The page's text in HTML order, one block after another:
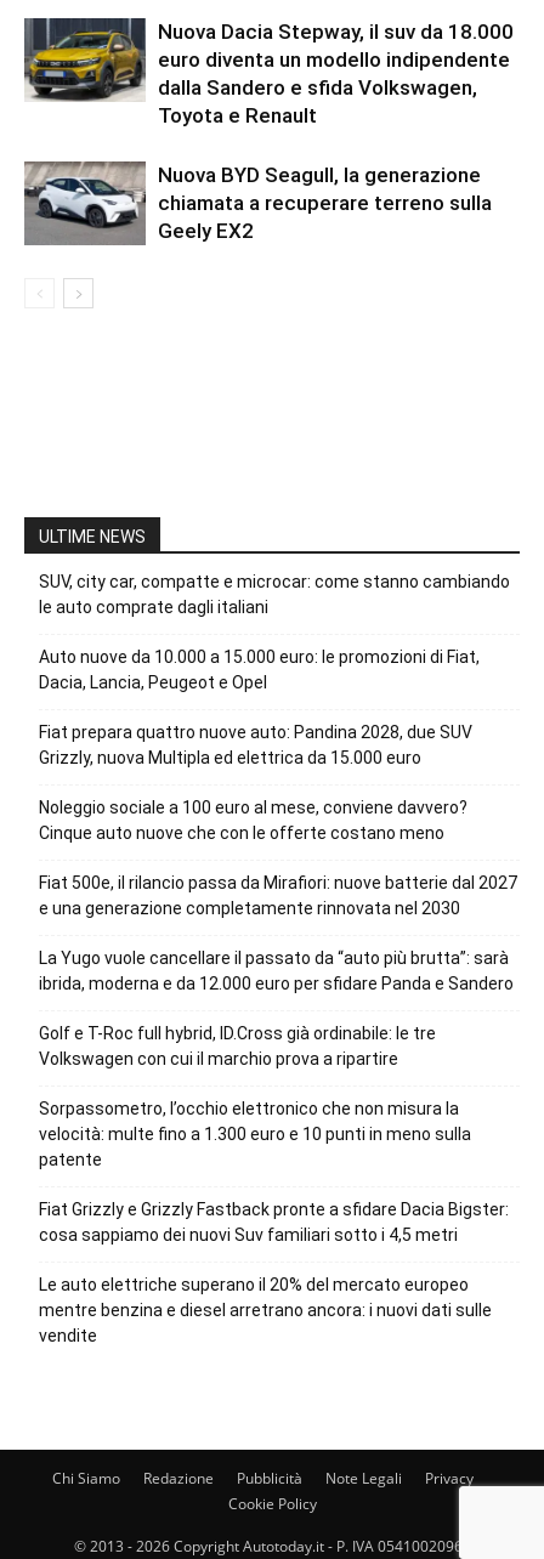
Nuova Dacia Stepway, il suv da 18.000
euro diventa un modello indipendente
dalla Sandero e sfida Volkswagen,
Toyota e Renault
Nuova BYD Seagull, la generazione
chiamata a recuperare terreno sulla
Geely EX2
ULTIME NEWS
SUV, city car, compatte e microcar: come stanno cambiando
le auto comprate dagli italiani
Auto nuove da 10.000 a 15.000 euro: le promozioni di Fiat,
Dacia, Lancia, Peugeot e Opel
Fiat prepara quattro nuove auto: Pandina 2028, due SUV
Grizzly, nuova Multipla ed elettrica da 15.000 euro
Noleggio sociale a 100 euro al mese, conviene davvero?
Cinque auto nuove che con le offerte costano meno
Fiat 500e, il rilancio passa da Mirafiori: nuove batterie dal 2027
e una generazione completamente rinnovata nel 2030
La Yugo vuole cancellare il passato da “auto più brutta”: sarà
ibrida, moderna e da 12.000 euro per sfidare Panda e Sandero
Golf e T-Roc full hybrid, ID.Cross già ordinabile: le tre
Volkswagen con cui il marchio prova a ripartire
Sorpassometro, l’occhio elettronico che non misura la
velocità: multe fino a 1.300 euro e 10 punti in meno sulla
patente
Fiat Grizzly e Grizzly Fastback pronte a sfidare Dacia Bigster:
cosa sappiamo dei nuovi Suv familiari sotto i 4,5 metri
Le auto elettriche superano il 20% del mercato europeo
mentre benzina e diesel arretrano ancora: i nuovi dati sulle
vendite
Chi Siamo Redazione Pubblicità Note Legali
Privacy
Cookie Policy
© 2013 - 2026 Copyright Autotoday.it - P. IVA 05410020969